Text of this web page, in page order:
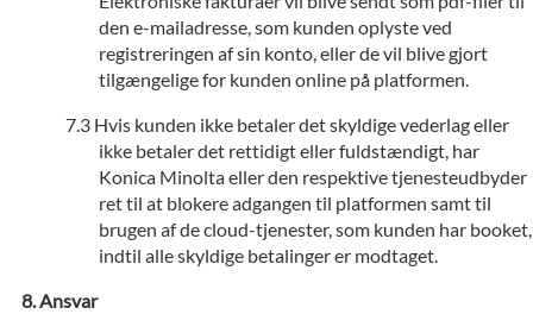
den e-mailadresse, som kunden oplyste ved
registreringen af sin konto, eller de vil blive gjort
tilgængelige for kunden online på platformen.
Hvis kunden ikke betaler det skyldige vederlag eller
ikke betaler det rettidigt eller fuldstændigt, har
Konica Minolta eller den respektive tjenesteudbyder
ret til at blokere adgangen til platformen samt til
brugen af de cloud-tjenester, som kunden har booket,
indtil alle skyldige betalinger er modtaget.
Ansvar